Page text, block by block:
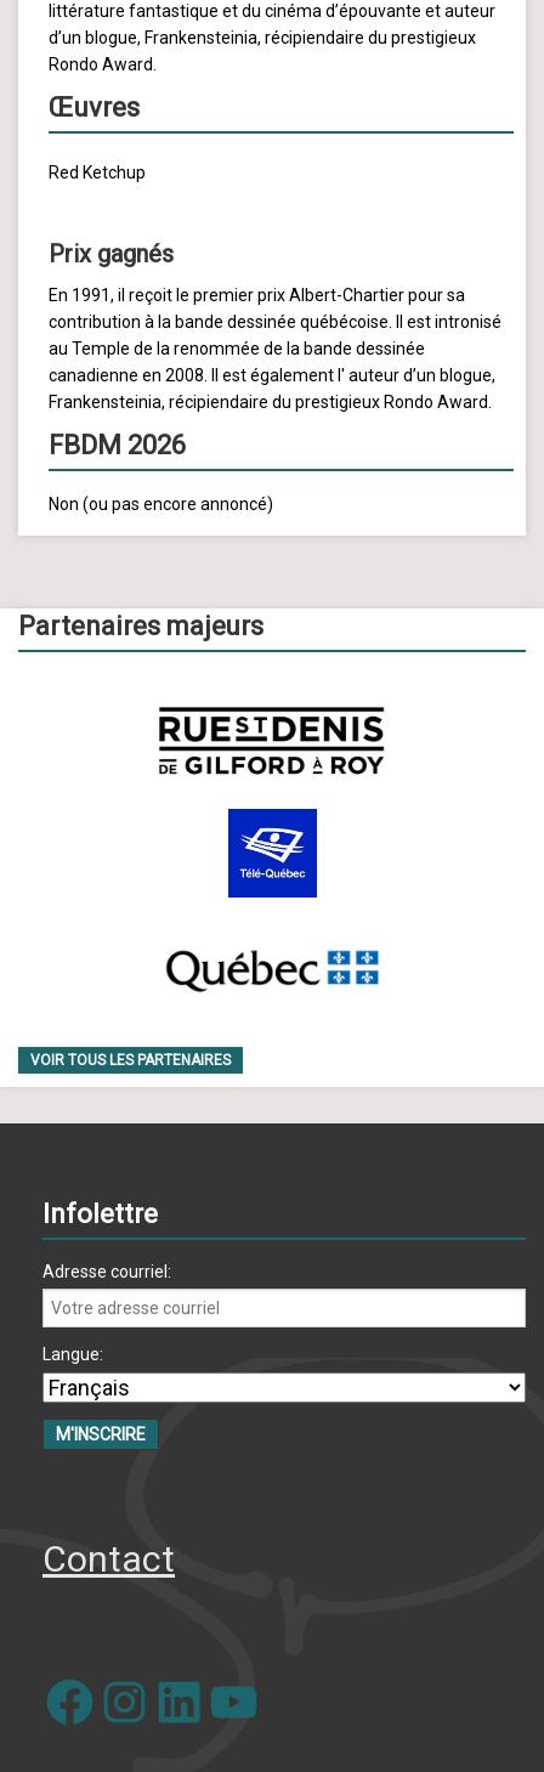
littérature fantastique et du cinéma d’épouvante et auteur
d’un blogue, Frankensteinia, récipiendaire du prestigieux
Rondo Award.
Œuvres
Red Ketchup
Prix gagnés
En 1991, il reçoit le premier prix Albert-Chartier pour sa
contribution à la bande dessinée québécoise. Il est intronisé
au Temple de la renommée de la bande dessinée
canadienne en 2008. Il est également l' auteur d’un blogue,
Frankensteinia, récipiendaire du prestigieux Rondo Award.
FBDM 2026
Non (ou pas encore annoncé)
Partenaires majeurs
VOIR TOUS LES PARTENAIRES
Infolettre
Adresse courriel:
Langue:
Contact
FacebookInstagramLinkedIn YouTube